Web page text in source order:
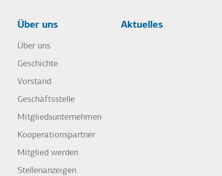
Über uns
Über uns
Geschichte
Vorstand
Geschäftsstelle
Mitgliedsunternehmen
Kooperationspartner
Mitglied werden
Stellenanzeigen
Aktuelles